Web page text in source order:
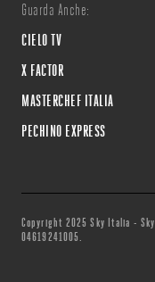
Guarda Anche:
CIELO TV
X FACTOR
MASTERCHEF ITALIA
PECHINO EXPRESS
Copyright 2025 Sky Italia -
04619241005.